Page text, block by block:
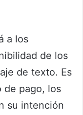
a los
de los
de texto. Es
de pago, los
su intención